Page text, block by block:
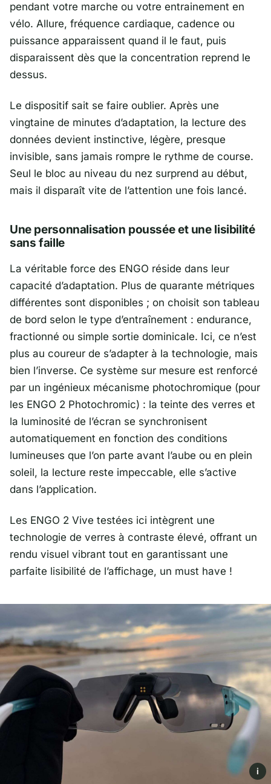
pendant votre marche ou votre entrainement en
vélo. Allure, fréquence cardiaque, cadence ou
puissance apparaissent quand il le faut, puis
disparaissent dès que la concentration reprend le
dessus.
Le dispositif sait se faire oublier. Après une
vingtaine de minutes d’adaptation, la lecture des
données devient instinctive, légère, presque
invisible, sans jamais rompre le rythme de course.
Seul le bloc au niveau du nez surprend au début,
mais il disparaît vite de l’attention une fois lancé.
Une personnalisation poussée et une lisibilité
sans faille
La véritable force des ENGO réside dans leur
capacité d’adaptation. Plus de quarante métriques
différentes sont disponibles ; on choisit son tableau
de bord selon le type d’entraînement : endurance,
fractionné ou simple sortie dominicale. Ici, ce n’est
plus au coureur de s’adapter à la technologie, mais
bien l’inverse. Ce système sur mesure est renforcé
par un ingénieux mécanisme photochromique (pour
les ENGO 2 Photochromic) : la teinte des verres et
la luminosité de l’écran se synchronisent
automatiquement en fonction des conditions
lumineuses que l’on parte avant l’aube ou en plein
soleil, la lecture reste impeccable, elle s’active
dans l’application.
Les ENGO 2 Vive testées ici intègrent une
technologie de verres à contraste élevé, offrant un
rendu visuel vibrant tout en garantissant une
parfaite lisibilité de l’affichage, un must have !
i